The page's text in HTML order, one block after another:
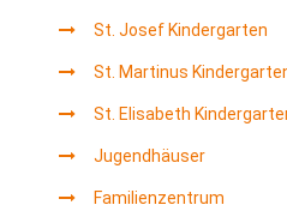
St. Josef Kindergarten
St. Martinus
St. Elisabeth
Jugendhäuser
Familienzentrum